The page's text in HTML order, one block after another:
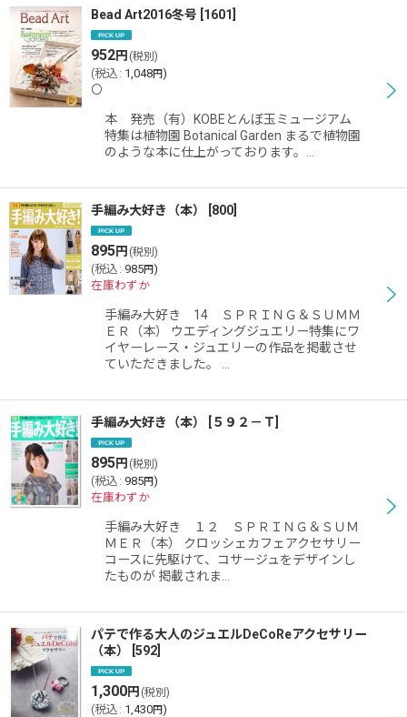
Bead Art2016冬号 1601
952円 (税別)
(税込 : 1,048円)
〇
本 発売（有）KOBEとんぼ玉ミュージアム
特集は植物園 Botanical Garden まるで植物園
のような本に仕上がっております。…
手編み大好き（本） 800
895円 (税別)
(税込 : 985円)
在庫わずか
手編み大好き 14 ＳＰＲＩＮＧ＆ＳＵＭＭ
ＥＲ（本） ウエディングジュエリー特集にワ
イヤーレース・ジュエリーの作品を掲載させ
ていただきました。 …
手編み大好き（本） ５９２－Ｔ
895円 (税別)
(税込 : 985円)
在庫わずか
手編み大好き １２ ＳＰＲＩＮＧ＆ＳＵＭ
ＭＥＲ（本） クロッシェカフェアクセサリー
コースに先駆けて、コサージュをデザインし
たものが 掲載されま…
パテで作る大人のジュエルDeCoReアクセサリー
（本）
592
1,300円 (税別)
(税込 : 1,430円)